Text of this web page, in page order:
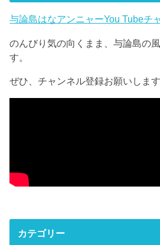
与論島はなアンニャーYou Tubeチ
のんびり気の向くまま、与論島の
す。
ぜひ、チャンネル登録お願いします
カテゴリー